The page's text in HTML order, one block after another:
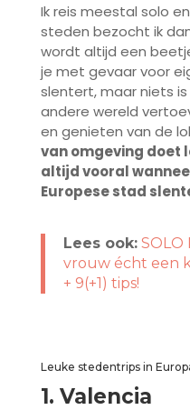
Ik reis meestal solo
steden bezocht ik
wordt altijd een
je met gevaar voor
slentert, maar niets is
andere wereld
en genieten van de
van omgeving doet
altijd vooral
Europese stad
Lees ook: SOLO
vrouw écht een
+ 9(+1) tips!
Leuke stedentrips in
1. Valencia